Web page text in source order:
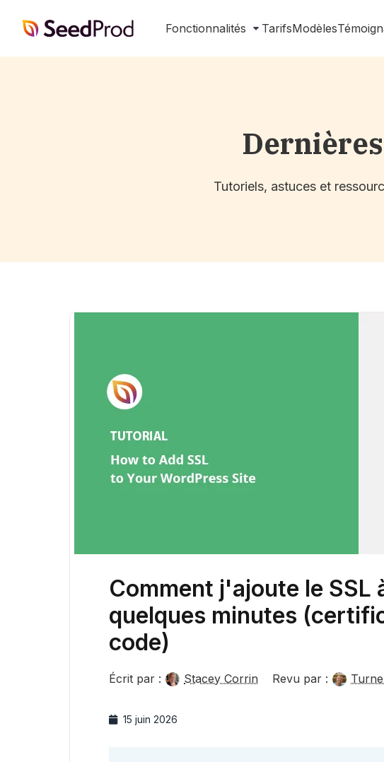
SeedProd Fonctionnalités TarifsModèles
Tutoriels, astuces et
Comment j'ajoute le SSL
quelques minutes
code)
Écrit par : Stacey Corrin Revu par :
15 juin 2026